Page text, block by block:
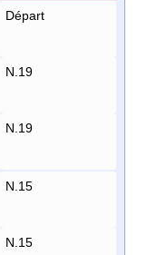
Départ
N.19
N.19
N.15
N.15